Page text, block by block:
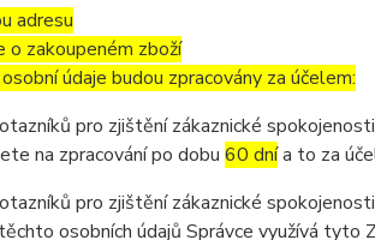
adresu
o zakoupeném zboží
údaje budou zpracovány za účelem:
pro zjištění zákaznické spokojenosti
na zpracování po dobu 60 dnía to za
pro zjištění zákaznické spokojenosti
osobních údajů Správce využívá tyto